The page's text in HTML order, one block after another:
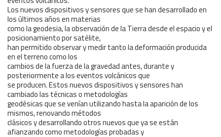
Los nuevos dispositivos y sensores que se han desarrollado en
los últimos años en materias
como la geodesia, la observación de la Tierra desde el espacio y el
posicionamiento por satélite,
han permitido observar y medir tanto la deformación producida
en el terreno como los
cambios de la fuerza de la gravedad antes, durante y
posteriormente a los eventos volcánicos que
se producen. Estos nuevos dispositivos y sensores han
cambiado las técnicas o metodologías
geodésicas que se venían utilizando hasta la aparición de los
mismos, renovando métodos
clásicos y desarrollando otros nuevos que ya se están
afianzando como metodologías probadas y